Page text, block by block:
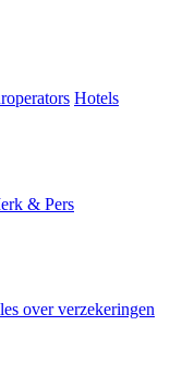
Hotels
& Pers
over verzekeringen